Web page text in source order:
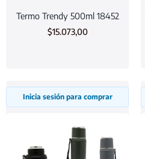
Termo Trendy 500ml 18452
$15.073,00
Inicia sesión para comprar